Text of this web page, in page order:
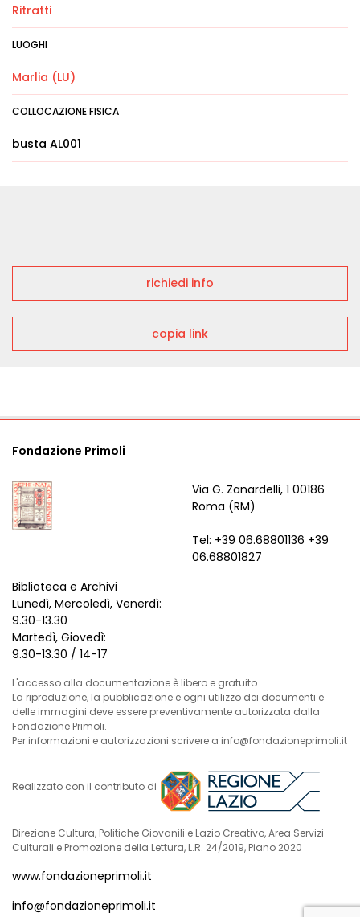
Ritratti
LUOGHI
Marlia (LU)
COLLOCAZIONE FISICA
busta AL001
richiedi info
copia link
Fondazione Primoli
Via G. Zanardelli, 1 00186
Roma (RM)
Tel: +39 06.68801136 +39
06.68801827
Biblioteca e Archivi
Lunedì, Mercoledì, Venerdì:
9.30-13.30
Martedì, Giovedì:
9.30-13.30 / 14-17
L'accesso alla documentazione è libero e gratuito.
La riproduzione, la pubblicazione e ogni utilizzo dei documenti e
delle immagini deve essere preventivamente autorizzata dalla
Fondazione Primoli.
Per informazioni e autorizzazioni scrivere a info@fondazioneprimoli.it
Realizzato con il contributo di
Direzione Cultura, Politiche Giovanili e Lazio Creativo, Area Servizi
Culturali e Promozione della Lettura, L.R. 24/2019, Piano 2020
www.fondazioneprimoli.it
info@fondazioneprimoli.it